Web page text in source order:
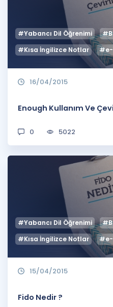
#Yabancı Dil Öğrenimi
#Kısa İngilizce Notlar
#e-
16/04/2015
Enough Kullanım Ve
0 5022
#Yabancı Dil Öğrenimi
#Kısa İngilizce Notlar
#e-
15/04/2015
Fido Nedir ?